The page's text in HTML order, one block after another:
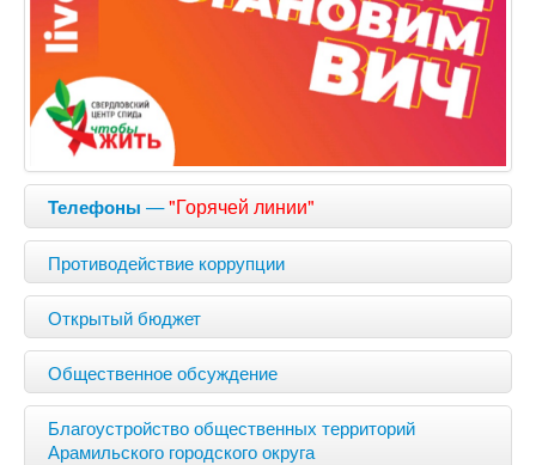
Телефоны —"Горячей линии"
Противодействие коррупции
Открытый бюджет
Общественное обсуждение
Благоустройство общественных территорий
Арамильского городского округа